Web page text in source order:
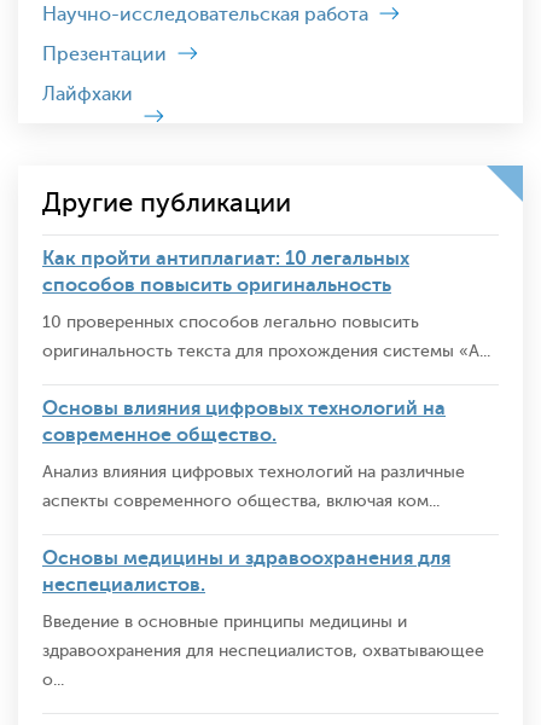
Научно-исследовательская работа
Презентации
Лайфхаки
Другие публикации
Как пройти антиплагиат: 10 легальных
способов повысить оригинальность
10 проверенных способов легально повысить
оригинальность текста для прохождения системы «А...
Основы влияния цифровых технологий на
современное общество.
Анализ влияния цифровых технологий на различные
аспекты современного общества, включая ком...
Основы медицины и здравоохранения для
неспециалистов.
Введение в основные принципы медицины и
здравоохранения для неспециалистов, охватывающее
о...